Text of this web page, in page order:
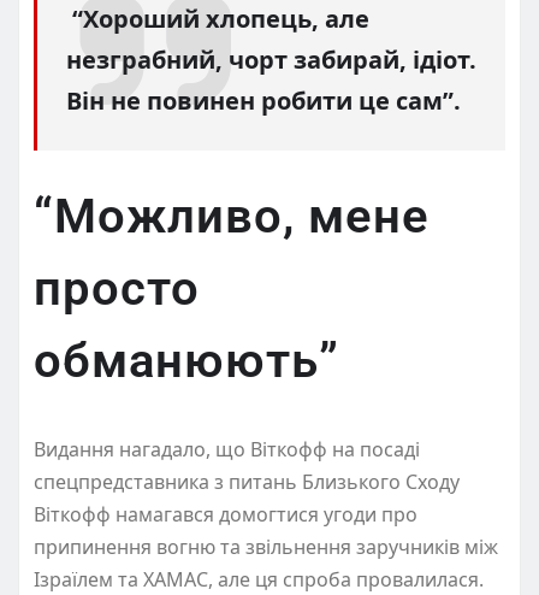
“Хороший хлопець, але
незграбний, чорт забирай, ідіот.
Він не повинен робити це сам”.
“Можливо, мене
просто
обманюють”
Видання нагадало, що Віткофф на посаді
спецпредставника з питань Близького Сходу
Віткофф намагався домогтися угоди про
припинення вогню та звільнення заручників між
Ізраїлем та ХАМАС, але ця спроба провалилася.